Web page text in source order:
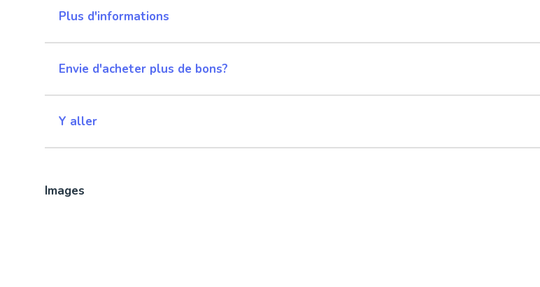
Plus d'informations
Envie d'acheter plus de bons?
Y aller
Images